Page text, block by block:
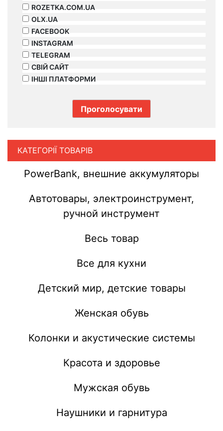
ROZETKA.COM.UA
OLX.UA
FACEBOOK
INSTAGRAM
TELEGRAM
СВІЙ САЙТ
ІНШІ ПЛАТФОРМИ
КАТЕГОРІЇ ТОВАРІВ
PowerBank, внешние аккумуляторы
Автотовары, электроинструмент,
ручной инструмент
Весь товар
Все для кухни
Детский мир, детские товары
Женская обувь
Колонки и акустические системы
Красота и здоровье
Мужская обувь
Наушники и гарнитура